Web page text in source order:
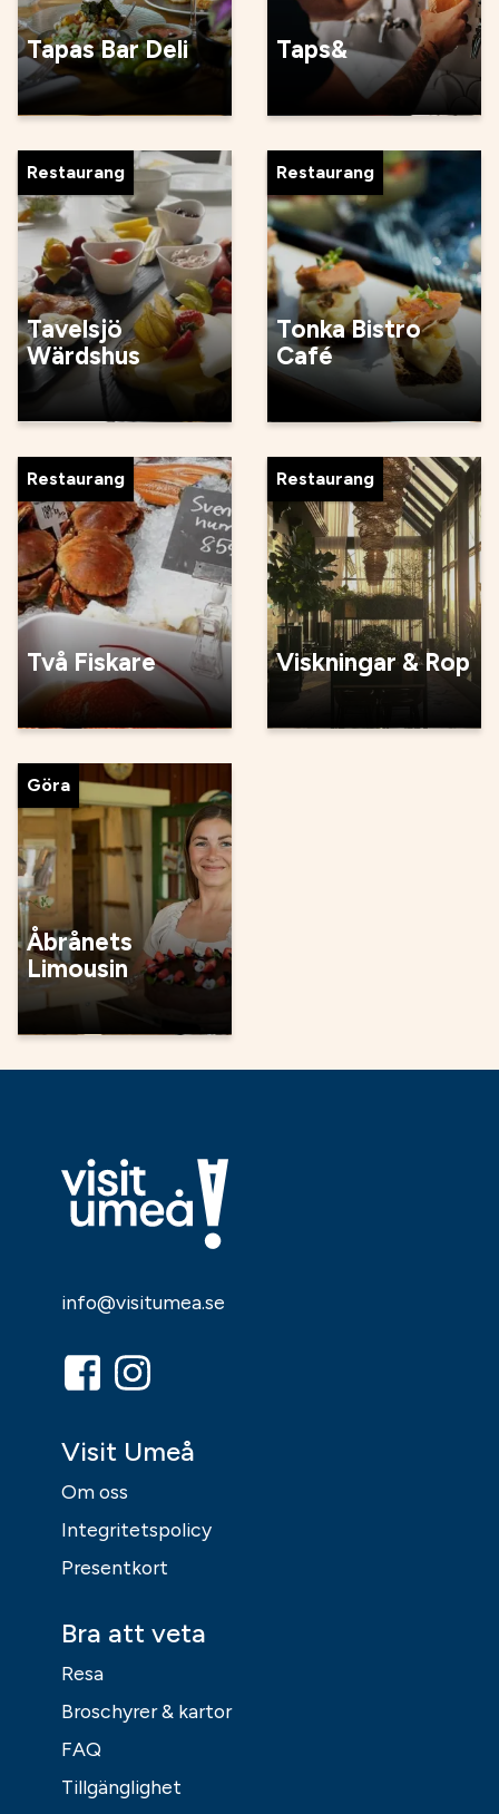
Tapas Bar Deli Taps&
Restaurang
Tavelsjö
Wärdshus
Restaurang
Tonka Bistro
Café
Restaurang
Två Fiskare
Restaurang
Viskningar & Rop
Göra
Åbrånets
Limousin
info@visitumea.se
Visit Umeå
Om oss
Integritetspolicy
Presentkort
Bra att veta
Resa
Broschyrer & kartor
FAQ
Tillgänglighet